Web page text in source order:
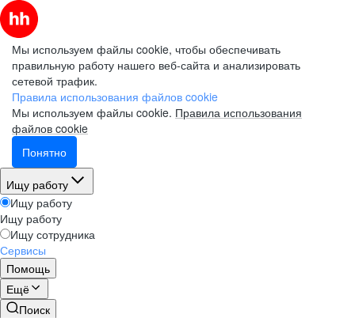
Мы используем файлы cookie, чтобы обеспечивать
правильную работу нашего веб-сайта и анализировать
сетевой трафик.
Правила использования файлов cookie
Мы используем файлы cookie. Правила использования
файлов cookie
Понятно
Ищу работу
Ищу работу
Ищу работу
Ищу сотрудника
Сервисы
Помощь
Ещё
Поиск